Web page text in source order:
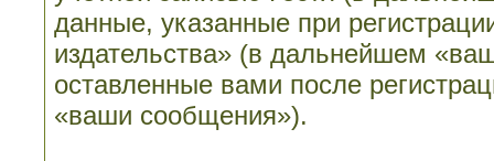
данные, указанные при
издательства» (в дальнейшем
оставленные вами после
«ваши сообщения»).